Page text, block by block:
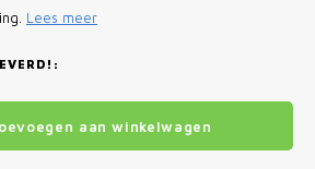
Lees meer
aan winkelwagen